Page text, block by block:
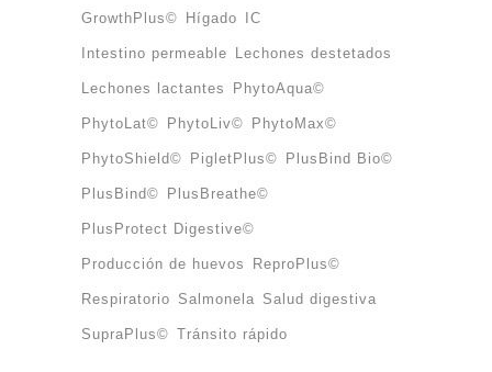
GrowthPlus© Hígado IC
Intestino permeable Lechones destetados
Lechones lactantes PhytoAqua©
PhytoLat© PhytoLiv© PhytoMax©
PhytoShield© PigletPlus© PlusBind Bio©
PlusBind© PlusBreathe©
PlusProtect Digestive©
Producción de huevos ReproPlus©
Respiratorio Salmonela Salud digestiva
SupraPlus© Tránsito rápido